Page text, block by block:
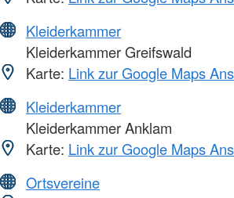
Kleiderkammer
Kleiderkammer Greifswald
Karte: Link zur Google Maps
Kleiderkammer
Kleiderkammer Anklam
Karte: Link zur Google Maps
Ortsvereine